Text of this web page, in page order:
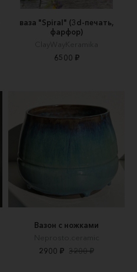
ваза "Spiral" (3d-печать,
фарфор)
ClayWayKeramika
6500 ₽
Вазон с ножками
Neprosto.ceramic
2900 ₽ 3200 ₽